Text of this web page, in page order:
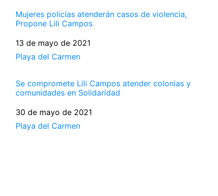
Mujeres policías atenderán casos de violencia,
Propone Lili Campos
Fecha
13 de mayo de 2021
Respecto a
Playa del Carmen
Se compromete Lili Campos atender colonias y
comunidades en Solidaridad
Fecha
30 de mayo de 2021
Respecto a
Playa del Carmen